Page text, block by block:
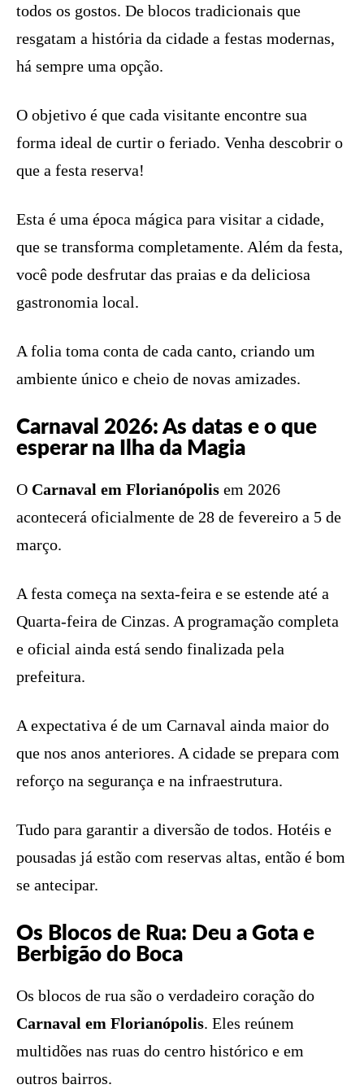
todos os gostos. De blocos tradicionais que
resgatam a história da cidade a festas modernas,
há sempre uma opção.
O objetivo é que cada visitante encontre sua
forma ideal de curtir o feriado. Venha descobrir o
que a festa reserva!
Esta é uma época mágica para visitar a cidade,
que se transforma completamente. Além da festa,
você pode desfrutar das praias e da deliciosa
gastronomia local.
A folia toma conta de cada canto, criando um
ambiente único e cheio de novas amizades.
Carnaval 2026: As datas e o que
esperar na Ilha da Magia
O Carnaval em Florianópolis em 2026
acontecerá oficialmente de 28 de fevereiro a 5 de
março.
A festa começa na sexta-feira e se estende até a
Quarta-feira de Cinzas. A programação completa
e oficial ainda está sendo finalizada pela
prefeitura.
A expectativa é de um Carnaval ainda maior do
que nos anos anteriores. A cidade se prepara com
reforço na segurança e na infraestrutura.
Tudo para garantir a diversão de todos. Hotéis e
pousadas já estão com reservas altas, então é bom
se antecipar.
Os Blocos de Rua: Deu a Gota e
Berbigão do Boca
Os blocos de rua são o verdadeiro coração do
Carnaval em Florianópolis. Eles reúnem
multidões nas ruas do centro histórico e em
outros bairros.